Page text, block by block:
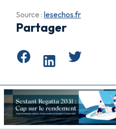
Source : lesechos.fr
Partager